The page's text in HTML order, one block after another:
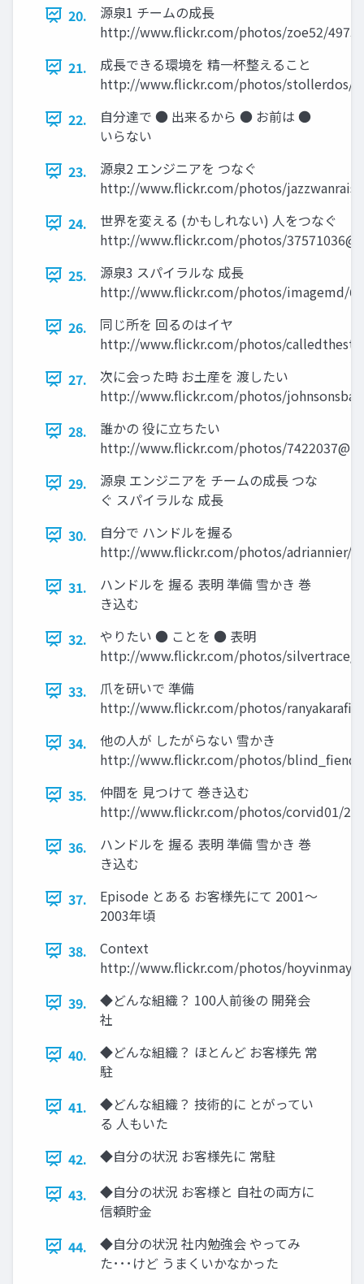
20.
源泉1 チームの成長
http://www.flickr.com/photos/zoe52/
21.
成長できる環境を 精一杯整えること
http://www.flickr.com/photos/stollerdos/
22.
自分達で ● 出来るから ● お前は ●
いらない
23.
源泉2 エンジニアを つなぐ
http://www.flickr.com/photos/
24.
世界を変える (かもしれない) 人をつなぐ
http://www.flickr.com/photos/
25.
源泉3 スパイラルな 成長
http://www.flickr.com/photos/imagemd/
26.
同じ所を 回るのはイヤ
http://www.flickr.com/photos/
27.
次に会った時 お土産を 渡したい
http://www.flickr.com/photos/
28.
誰かの 役に立ちたい
http://www.flickr.com/photos/
29.
源泉 エンジニアを チームの成長 つな
ぐ スパイラルな 成長
30.
自分で ハンドルを握る
http://www.flickr.com/photos/adriannier/
31.
ハンドルを 握る 表明 準備 雪かき 巻
き込む
32.
やりたい ● ことを ● 表明
http://www.flickr.com/photos/silvertrace/
33.
爪を研いで 準備
http://www.flickr.com/photos/
34.
他の人が したがらない 雪かき
http://www.flickr.com/photos/
35.
仲間を 見つけて 巻き込む
http://www.flickr.com/photos/corvid01/
36.
ハンドルを 握る 表明 準備 雪かき 巻
き込む
37.
Episode とある お客様先にて 2001～
2003年頃
38.
Context
http://www.flickr.com/photos/
39.
◆どんな組織？ 100人前後の 開発会
社
40.
◆どんな組織？ ほとんど お客様先 常
駐
41.
◆どんな組織？ 技術的に とがってい
る 人もいた
42.
◆自分の状況 お客様先に 常駐
43.
◆自分の状況 お客様と 自社の両方に
信頼貯金
44.
◆自分の状況 社内勉強会 やってみ
た･･･けど うまくいかなかった